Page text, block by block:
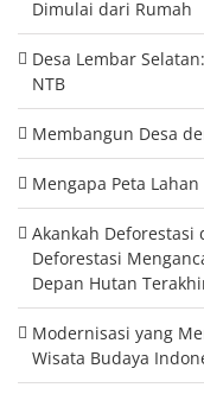
Dimulai dari Rumah
Desa Lembar
NTB
Membangun Desa
Mengapa Peta
Akankah Deforestasi
Deforestasi
Depan Hutan
Modernisasi yang
Wisata Budaya